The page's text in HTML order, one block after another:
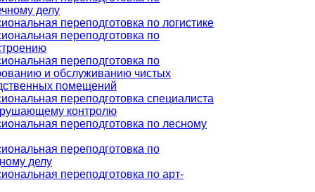
делу
переподготовка по логистике
переподготовка по
переподготовка по
и обслуживанию чистых
помещений
переподготовка специалиста
контролю
переподготовка по лесному
переподготовка по
делу
переподготовка по арт-